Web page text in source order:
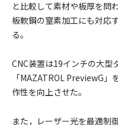
と比較して素材や板厚を問
板軟鋼の窒素加工にも対応
る。
CNC装置は19インチの大型
「MAZATROL PreviewG
作性を向上させた。
また，レーザー光を最適制